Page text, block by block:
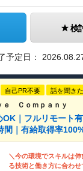
検
予定日：
自己PR不要 話を聞き
ｅ Ｃｏｍｐａｎｙ
OK｜フルリモート
間｜有給取得率
＼今の環境でスキルは
る技術と働き方に合わ